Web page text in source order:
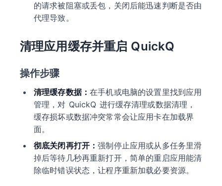
的请求被阻塞或丢包，关闭后能迅速判断是否由
代理导致。
清理应用缓存并重启 QuickQ
操作步骤
清理缓存数据：在手机或电脑的设置里找到应用
管理，对 QuickQ 进行缓存清理或数据清理，
缓存损坏或数据冲突常常会让应用卡在加载界
面。
彻底关闭再打开：强制停止应用或从多任务里滑
掉后等待几秒再重新打开，简单的重启应用能清
除临时错误状态，让程序重新加载必要资源。